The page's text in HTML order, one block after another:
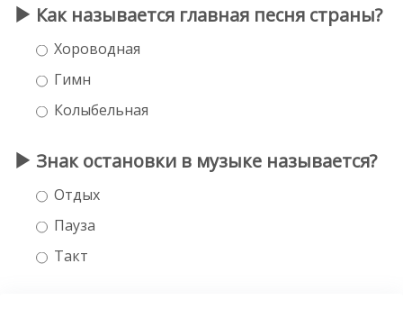
Как называется главная песня страны?
Хороводная
Гимн
Колыбельная
Знак остановки в музыке называется?
Отдых
Пауза
Такт